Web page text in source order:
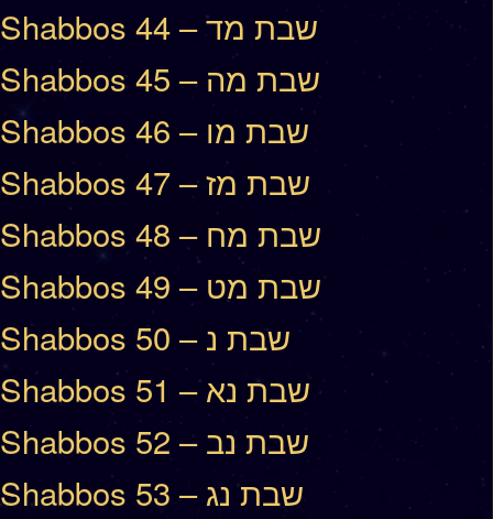
Shabbos 44 – שבת מד
Shabbos 45 – שבת מה
Shabbos 46 – שבת מו
Shabbos 47 – שבת מז
Shabbos 48 – שבת מח
Shabbos 49 – שבת מט
Shabbos 50 – שבת נ
Shabbos 51 – שבת נא
Shabbos 52 – שבת נב
Shabbos 53 – שבת נג